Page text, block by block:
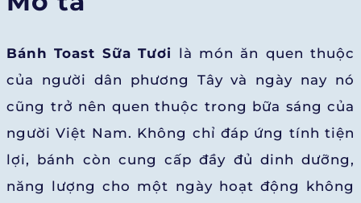
Bánh Toast Sữa Tươi là món ăn quen thuộc
của người dân phương Tây và ngày nay nó
cũng trở nên quen thuộc trong bữa sáng của
người Việt Nam. Không chỉ đáp ứng tính tiện
lợi, bánh còn cung cấp đầy đủ dinh dưỡng,
năng lượng cho một ngày hoạt động không